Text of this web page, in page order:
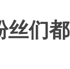
丝们都